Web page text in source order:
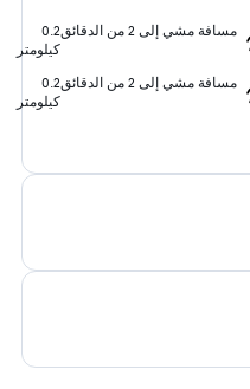
مسافة مشي إلى 2 من الدقائق
0.2
كيلومتر
مسافة مشي إلى 2 من الدقائق
0.2
كيلومتر